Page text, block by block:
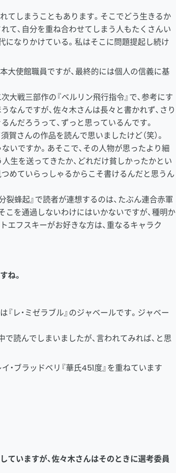
てしまうこともあります。そこでどう生きるか
て、自分を重ね合わせてしまう人もたくさんい
になりかけている。私はそこに問題提起し続け
大使館職員ですが、最終的には個人の信義に基
戦三部作の『ベルリン飛行指令』で、参考にす
んですが、佐々木さんは長々と書かれず、さり
だろうって、ずっと思っているんです。
さんの作品を読んで思いましたけど（笑）。
いですか。あそこで、その人物が思ったより細
生を送ってきたか、どれだけ貧しかったかとい
めていらっしゃるからこそ書けるんだと思うん
蜂起』で読者が連想するのは、たぶん連合赤軍
を通過しないわけにはいかないですが、種明か
エフスキーがお好きな方は、重なるキャラク
ね。
レ・ミゼラブル』のジャベールです。ジャベー
読んでしまいましたが、言われてみれば、と思
・ブラッドベリ『華氏451度』を重ねています
いますが、佐々木さんはそのときに選考委員